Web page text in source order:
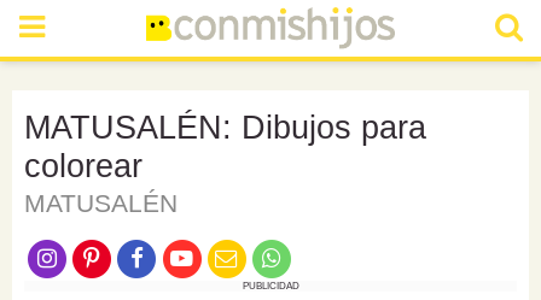
MATUSALÉN: Dibujos para
colorear
MATUSALÉN
PUBLICIDAD